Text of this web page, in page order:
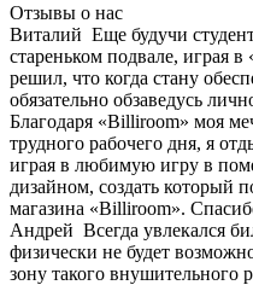
Отзывы о нас
Виталий Еще будучи
стареньком подвале, играя
решил, что когда стану
обязательно обзаведусь
Благодаря «Billiroom» моя
трудного рабочего дня, я
играя в любимую игру в
дизайном, создать который
магазина «Billiroom».
Андрей Всегда увлекался
физически не будет
зону такого внушительного